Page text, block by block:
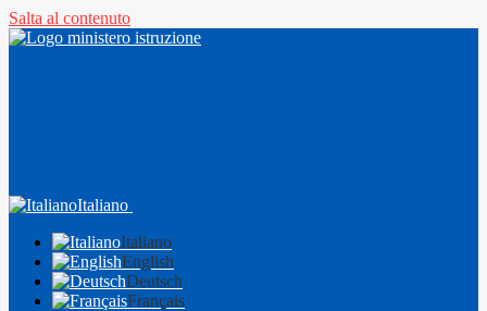
Salta al contenuto
Italiano
Italiano
English
Deutsch
Français